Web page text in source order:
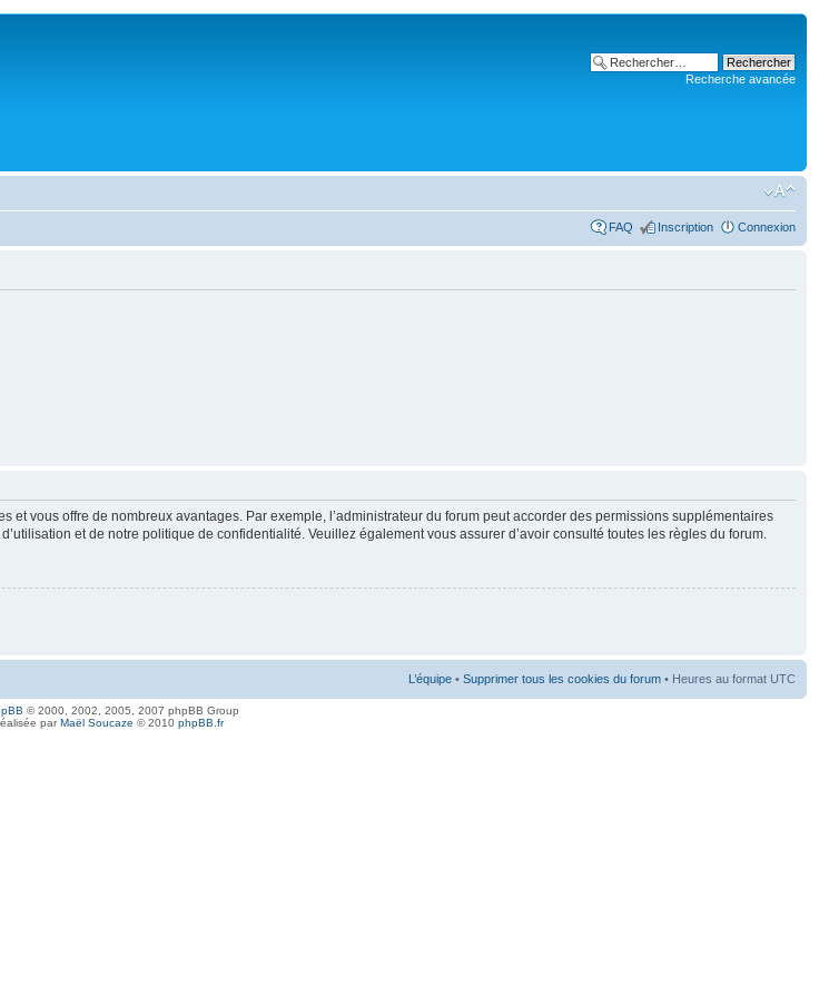
Recherche avancée
FAQ Inscription Connexion
vous offre de nombreux avantages. Par exemple, l’administrateur du forum peut accorder des permissions supplémentaires
et de notre politique de confidentialité. Veuillez également vous assurer d’avoir consulté toutes les règles du forum.
L’équipe • Supprimer tous les cookies du forum • Heures au format UTC
© 2000, 2002, 2005, 2007 phpBB Group
parMaël Soucaze © 2010 phpBB.fr